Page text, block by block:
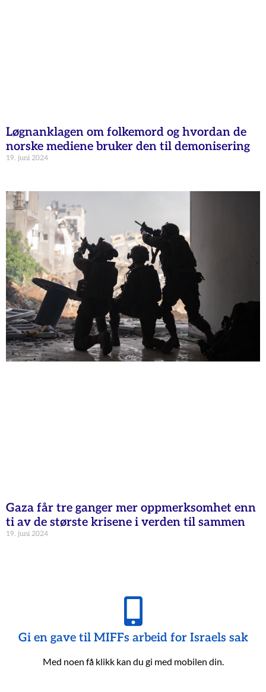
Løgnanklagen om folkemord og hvordan de
norske mediene bruker den til demonisering
19. juni 2024
Gaza får tre ganger mer oppmerksomhet enn
ti av de største krisene i verden til sammen
19. juni 2024
Gi en gave til MIFFs arbeid for Israels sak
Med noen få klikk kan du gi med mobilen din.